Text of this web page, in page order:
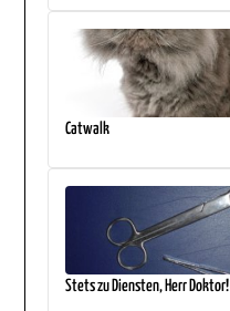
Catwalk
Stets zu Diensten, Herr Doktor!